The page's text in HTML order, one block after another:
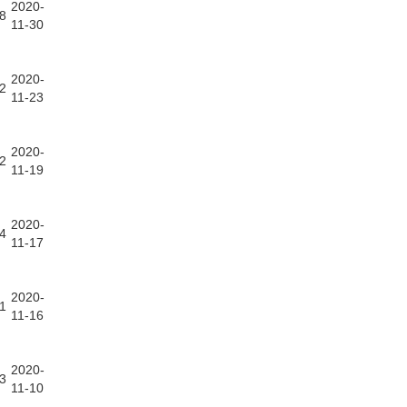
2020-
11-30
2020-
11-23
2020-
11-19
2020-
11-17
2020-
11-16
2020-
11-10